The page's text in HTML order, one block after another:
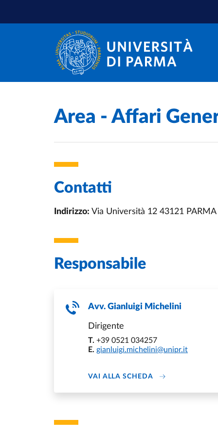
Area - Affari
Contatti
Indirizzo: Via Università 12 43121 PARMA
Responsabile
Avv. Gianluigi Michelini
Dirigente
T. +39 0521 034257
E. gianluigi.michelini@unipr.it
VAI ALLA SCHEDAABOUT